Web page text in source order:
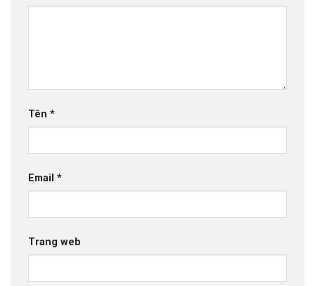
Tên *
Email *
Trang web